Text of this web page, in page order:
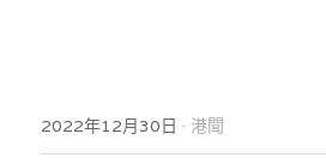
美西媒體謊言實錄
宏福‧革新
港聞
2022年12月30日 · 港聞